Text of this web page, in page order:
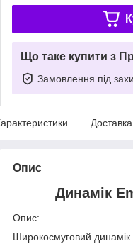
Що таке купити з
Замовлення під
Доставка
Опис
Динамік
Опис:
Широкосмуговий динамік